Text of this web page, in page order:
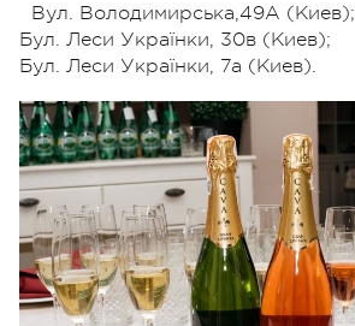
Вул. Володимирська,49А (Киев);
Бул. Леси Українки, 30в (Киев);
Бул. Леси Українки, 7а (Киев).